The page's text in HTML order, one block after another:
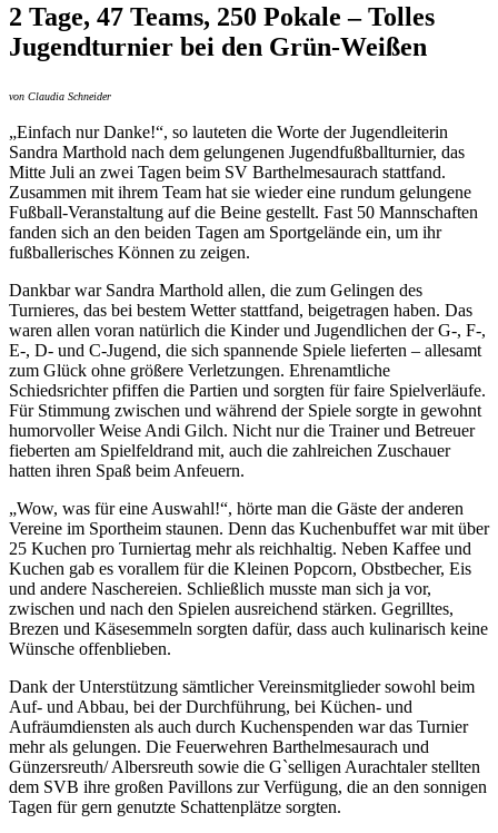
2 Tage, 47 Teams, 250 Pokale – Tolles
Jugendturnier bei den Grün-Weißen
von Claudia Schneider
„Einfach nur Danke!“, so lauteten die Worte der Jugendleiterin
Sandra Marthold nach dem gelungenen Jugendfußballturnier, das
Mitte Juli an zwei Tagen beim SV Barthelmesaurach stattfand.
Zusammen mit ihrem Team hat sie wieder eine rundum gelungene
Fußball-Veranstaltung auf die Beine gestellt. Fast 50 Mannschaften
fanden sich an den beiden Tagen am Sportgelände ein, um ihr
fußballerisches Können zu zeigen.
Dankbar war Sandra Marthold allen, die zum Gelingen des
Turnieres, das bei bestem Wetter stattfand, beigetragen haben. Das
waren allen voran natürlich die Kinder und Jugendlichen der G-, F-,
E-, D- und C-Jugend, die sich spannende Spiele lieferten – allesamt
zum Glück ohne größere Verletzungen. Ehrenamtliche
Schiedsrichter pfiffen die Partien und sorgten für faire Spielverläufe.
Für Stimmung zwischen und während der Spiele sorgte in gewohnt
humorvoller Weise Andi Gilch. Nicht nur die Trainer und Betreuer
fieberten am Spielfeldrand mit, auch die zahlreichen Zuschauer
hatten ihren Spaß beim Anfeuern.
„Wow, was für eine Auswahl!“, hörte man die Gäste der anderen
Vereine im Sportheim staunen. Denn das Kuchenbuffet war mit über
25 Kuchen pro Turniertag mehr als reichhaltig. Neben Kaffee und
Kuchen gab es vorallem für die Kleinen Popcorn, Obstbecher, Eis
und andere Naschereien. Schließlich musste man sich ja vor,
zwischen und nach den Spielen ausreichend stärken. Gegrilltes,
Brezen und Käsesemmeln sorgten dafür, dass auch kulinarisch keine
Wünsche offenblieben.
Dank der Unterstützung sämtlicher Vereinsmitglieder sowohl beim
Auf- und Abbau, bei der Durchführung, bei Küchen- und
Aufräumdiensten als auch durch Kuchenspenden war das Turnier
mehr als gelungen. Die Feuerwehren Barthelmesaurach und
Günzersreuth/ Albersreuth sowie die G`selligen Aurachtaler stellten
dem SVB ihre großen Pavillons zur Verfügung, die an den sonnigen
Tagen für gern genutzte Schattenplätze sorgten.